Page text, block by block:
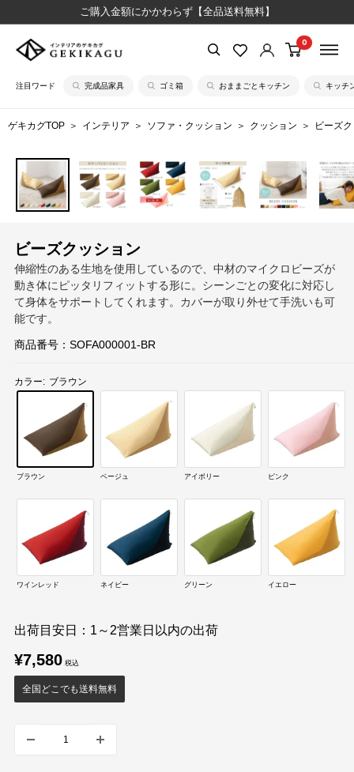
ご購入金額にかかわらず【全品送料無料】
【公
イ
テ
ア
の
ゲ
カ
グ
0
注目ワード 完成品家具 ゴミ箱 おままごとキッチン キッチ
ゲキカグTOP インテリア ソファ・クッション クッション ビーズ
ビーズクッション
伸縮性のある生地を使用しているので、中材のマイクロビーズが
動き体にピッタリフィットする形に。シーンごとの変化に対応し
て身体をサポートしてくれます。カバーが取り外せて手洗いも可
能です。
商品番号： SOFA000001-BR
カラー: ブラウン
ブラウン ベージュ アイボリー ピンク
ワインレッド ネイビー グリーン イエロー
出荷目安日：1～2営業日以内の出荷
販
売
価
格
¥7,580
全国どこでも送料無料